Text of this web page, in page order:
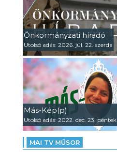
Önkormányzati híradó
Utolsó adás: 2026. júl. 22. szerda
Más-Kép(p)
Utolsó adás: 2022. dec. 23. péntek
MAI TV MŰSOR